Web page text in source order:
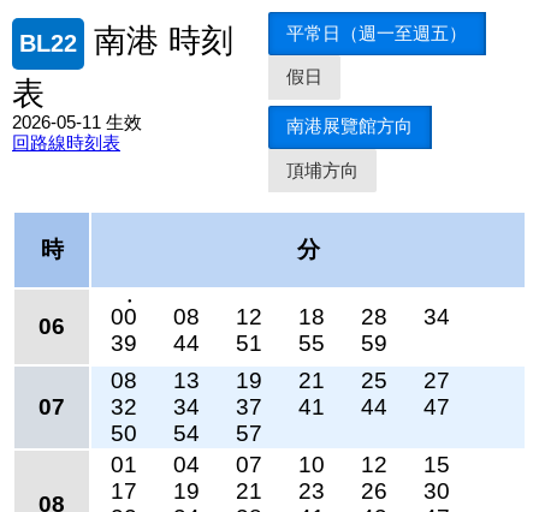
BL22
南港 時刻
表
2026-05-11 生效
回路線時刻表
平常日（週一至週五）
假日
南港展覽館方向
頂埔方向
時 分
06
●
00 08 12 18 28
34
39
44 51 55 59
07
08 13 19 21 25
27
32
34 37 41 44
47
50
54 57
08
01 04 07 10 12
15
17
19 21 23 26
30